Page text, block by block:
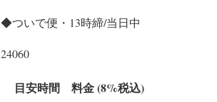
◆ついで便・13時締/当日中
24060
目安時間 料金 (8%税込)